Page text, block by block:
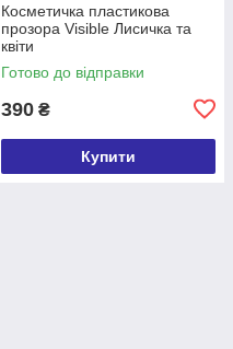
Косметичка пластикова
прозора Visible Лисичка та
квіти
Готово до відправки
390 ₴
Купити